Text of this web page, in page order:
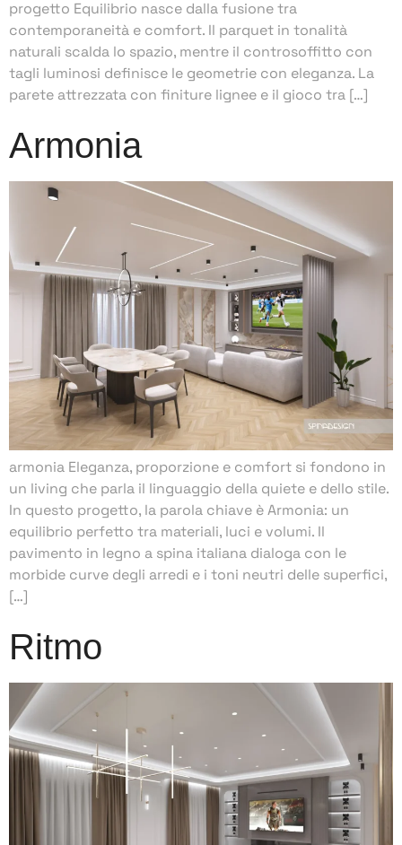
progetto Equilibrio nasce dalla fusione tra
contemporaneità e comfort. Il parquet in tonalità
naturali scalda lo spazio, mentre il controsoffitto con
tagli luminosi definisce le geometrie con eleganza. La
parete attrezzata con finiture lignee e il gioco tra […]
Armonia
armonia Eleganza, proporzione e comfort si fondono in
un living che parla il linguaggio della quiete e dello stile.
In questo progetto, la parola chiave è Armonia: un
equilibrio perfetto tra materiali, luci e volumi. Il
pavimento in legno a spina italiana dialoga con le
morbide curve degli arredi e i toni neutri delle superfici,
[…]
Ritmo